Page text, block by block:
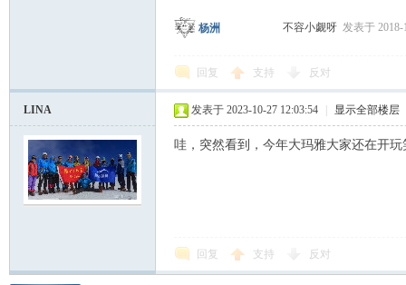
杨洲 不容小觑呀 发表于 2018-
回复 支持 反对
LINA 发表于 2023-10-27 12:03:54 显示全部楼层
哇，突然看到，今年大玛雅大家还在开
回复 支持 反对